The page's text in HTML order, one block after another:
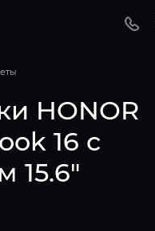
HONOR
16 с
15.6"